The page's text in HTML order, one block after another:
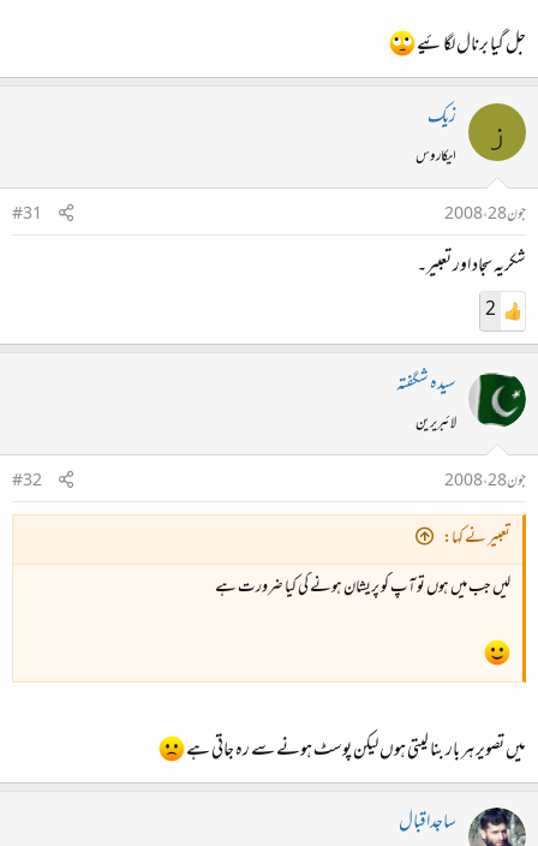
جل گیا برنال لگائیے
ز زیک
ایکاروس
جون 28، 2008
#31
شکریہ سجاد اور تعبیر۔
2
سیدہ شگفتہ
لائبریرین
جون 28، 2008
#32
تعبیر نے کہا:
لیں جب میں ہوں تو آپ کو پریشان ہونے کی کیا ضرورت ہے
میں تصویر ہر بار بنا لیتی ہوں لیکن پوسٹ ہونے سے رہ جاتی ہے
ساجداقبال